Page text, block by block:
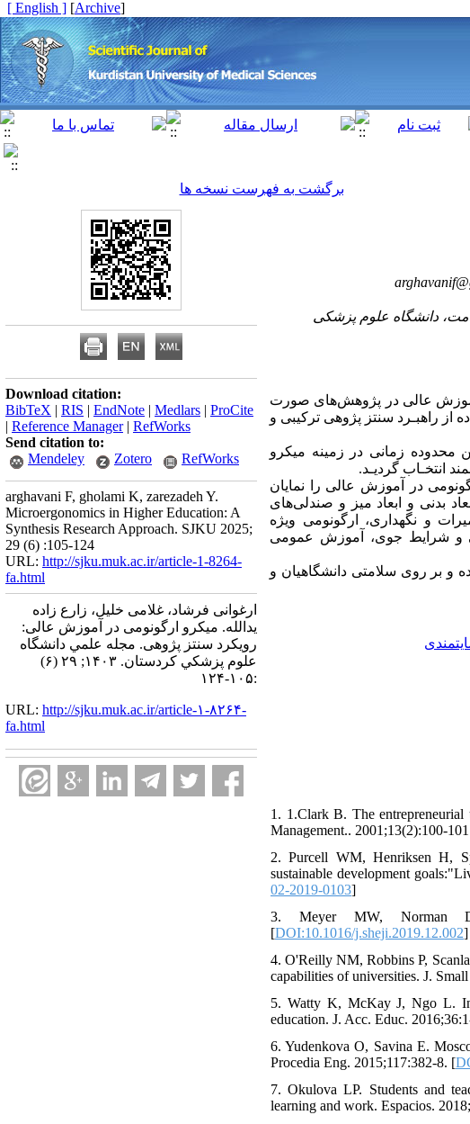
[
Archive
]
[ English ]
برگشت به فهرست نسخه ها
دانشگاه علوم پزشکی
آموزش عالی در پژوهش‌های صورت
راهبـرد سنتز پژوهی ترکیبی و
105 مقاله بدون در نظر گرفتن محدوده زمانی در زمینه میکرو
در آموزش عالی را نمایان
بدنی و ابعاد میز و صندلی‌های
و نگهداری، ارگونومی ویژه
و شرایط جوی، آموزش عمومی
و بر روی سلامتی دانشگاهیان و
1. 1.Clark B. The
Management.. 2001;13(2):100-101
2. Purcell WM, Henriksen H,
sustainable development
02-2019-0103]
3. Meyer MW, Norman
[DOI:10.1016/j.sheji.2019.12.002]
4. O'Reilly NM, Robbins P,
capabilities of universities. J.
5. Watty K, McKay J, Ngo L.
education. J. Acc. Educ.
6. Yudenkova O, Savina E.
Procedia Eng. 2015;117:382-8. [
7. Okulova LP. Students and
learning and work. Espacios.
Download citation:
BibTeX | RIS | EndNote | Medlars | ProCite
| Reference Manager| RefWorks
Send citation to:
Mendeley
Zotero RefWorks
arghavani F, gholami K, zarezadeh Y.
Microergonomics in Higher Education: A
Synthesis Research Approach. SJKU 2025;
29 (6) :105-124
URL: http://sjku.muk.ac.ir/article-1-8264-
fa.html
ارغوانی فرشاد، غلامی خلیل، زارع زاده
یدالله. میکرو ارگونومی در آموزش عالی:
رویکرد سنتز پژوهی. مجله علمي دانشگاه
علوم پزشكي كردستان. ۱۴۰۳; ۲۹ (۶)
:۱۰۵-۱۲۴
URL: http://sjku.muk.ac.ir/article-۱-۸۲۶۴-
fa.html